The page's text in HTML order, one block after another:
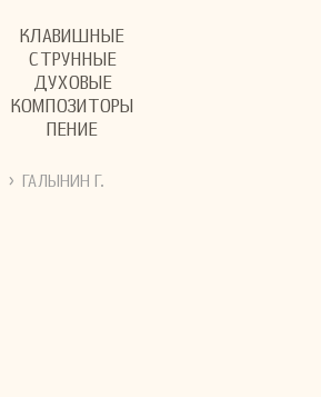
КЛАВИШНЫЕ
СТРУННЫЕ
ДУХОВЫЕ
КОМПОЗИТОРЫ
ПЕНИЕ
› ГАЛЫНИН Г.